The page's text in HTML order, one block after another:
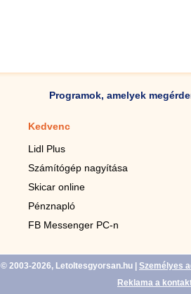
Programok, amelyek
Kedvenc
Lidl Plus
Számítógép nagyítása
Skicar online
Pénznapló
FB Messenger PC-n
© 2003-2026, Letoltesgyorsan.hu
Személyes
Reklama a